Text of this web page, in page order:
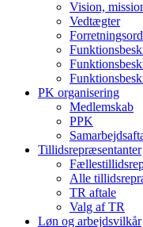
Vision,
Vedtægter
PK organisering
Medlemskab
PPK
Tillidsrepræsentanter
Alle
TR aftale
Valg af TR
Løn og arbejdsvilkår